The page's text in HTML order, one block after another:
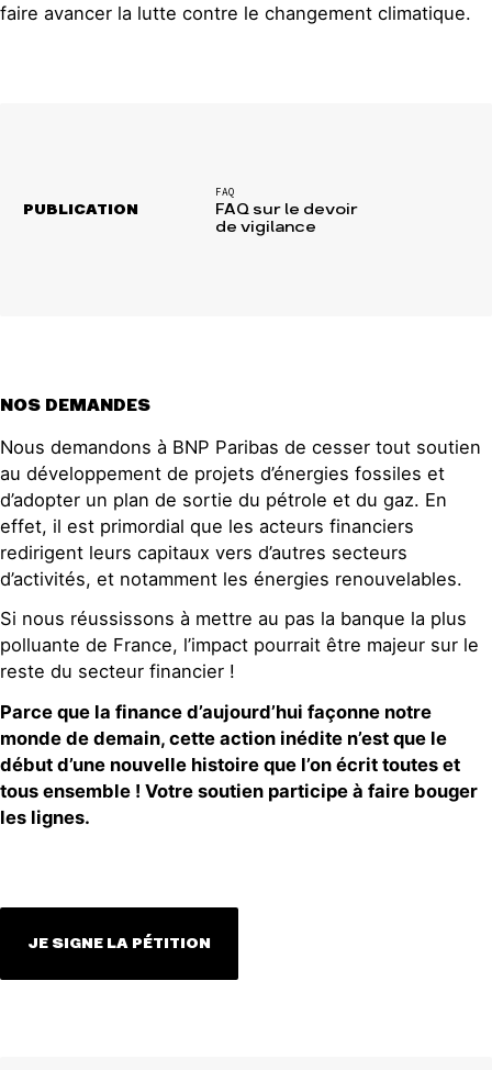
faire avancer la lutte contre le changement climatique.
PUBLICATION
FAQ
FAQ sur le devoir
de vigilance
NOS DEMANDES
Nous demandons à BNP Paribas de cesser tout soutien
au développement de projets d’énergies fossiles et
d’adopter un plan de sortie du pétrole et du gaz. En
effet, il est primordial que les acteurs financiers
redirigent leurs capitaux vers d’autres secteurs
d’activités, et notamment les énergies renouvelables.
Si nous réussissons à mettre au pas la banque la plus
polluante de France, l’impact pourrait être majeur sur le
reste du secteur financier !
Parce que la finance d’aujourd’hui façonne notre
monde de demain, cette action inédite n’est que le
début d’une nouvelle histoire que l’on écrit toutes et
tous ensemble ! Votre soutien participe à faire bouger
les lignes.
JE SIGNE LA PÉTITION